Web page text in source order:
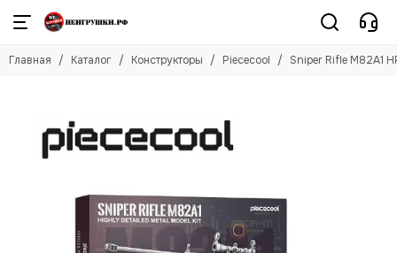
Конструкторы
Главная Каталог Конструкторы Piececool Sniper Rifle M82A1